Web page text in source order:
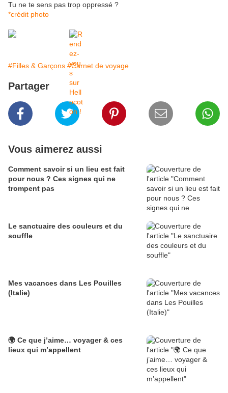
Tu ne te sens pas trop oppressé ?
*crédit photo
#Filles & Garçons #Carnet de voyage
Partager
Vous aimerez aussi
Comment savoir si un lieu est fait
pour nous ? Ces signes qui ne
trompent pas
Le sanctuaire des couleurs et du
souffle
Mes vacances dans Les Pouilles
(Italie)
🌍 Ce que j’aime… voyager & ces
lieux qui m’appellent